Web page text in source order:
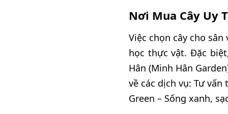
Nơi Mua Cây Uy
Việc chọn cây cho
học thực vật. Đặc
Hân (Minh Hân
về các dịch vụ: Tư
Green – Sống xanh,